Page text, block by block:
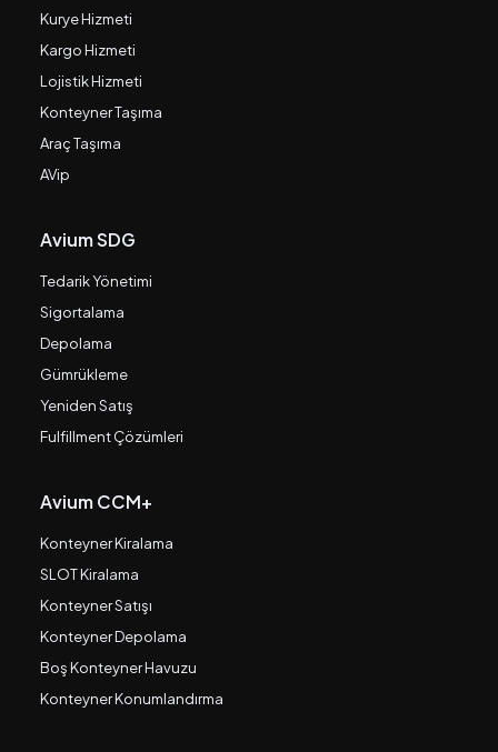
Kurye Hizmeti
Kargo Hizmeti
Lojistik Hizmeti
Konteyner Taşıma
Araç Taşıma
AVip
Avium SDG
Tedarik Yönetimi
Sigortalama
Depolama
Gümrükleme
Yeniden Satış
Fulfillment Çözümleri
Avium CCM+
Konteyner Kiralama
SLOT Kiralama
Konteyner Satışı
Konteyner Depolama
Boş Konteyner Havuzu
Konteyner Konumlandırma